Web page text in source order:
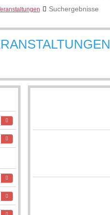
Suchergebnisse